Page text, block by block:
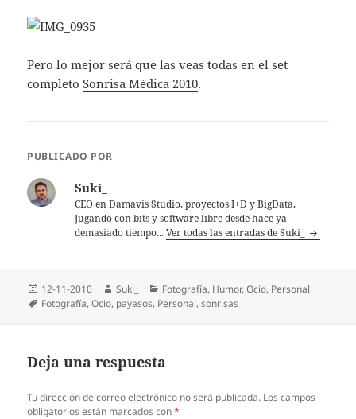
Pero lo mejor será que las veas todas en el set
completoSonrisa Médica 2010.
PUBLICADO POR
Suki_
CEO en Damavis Studio, proyectos I+D y BigData.
Jugando con bits y software libre desde hace ya
demasiado tiempo...Ver todas las entradas de Suki_
Publicado
el
12-11-2010 Autor
Suki_ Categorías
Fotografí­a, Humor,Ocio, Personal
Etiquetas
Fotografí­a,Ocio, payasos, Personal,sonrisas
Deja una respuesta
Tu dirección de correo electrónico no será publicada. Los campos
obligatorios están marcados con*